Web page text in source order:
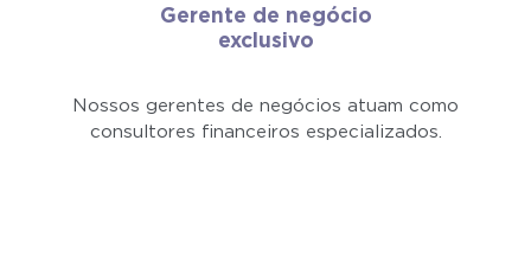
Gerente de negócio
exclusivo
Nossos gerentes de negócios atuam como
consultores financeiros especializados.